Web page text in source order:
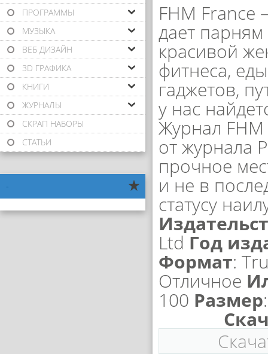
ПРОГРАММЫ
МУЗЫКА
ВЕБ ДИЗАЙН
3D ГРАФИКА
КНИГИ
ЖУРНАЛЫ
СКРАП НАБОРЫ
СТАТЬИ
FHM France
дает
красивой
фитнеса,
гаджетов,
у нас
Журнал FHM
от журнала
прочное
и не в
статусу
Ltd Год
Формат:
Отличное
100 Размер